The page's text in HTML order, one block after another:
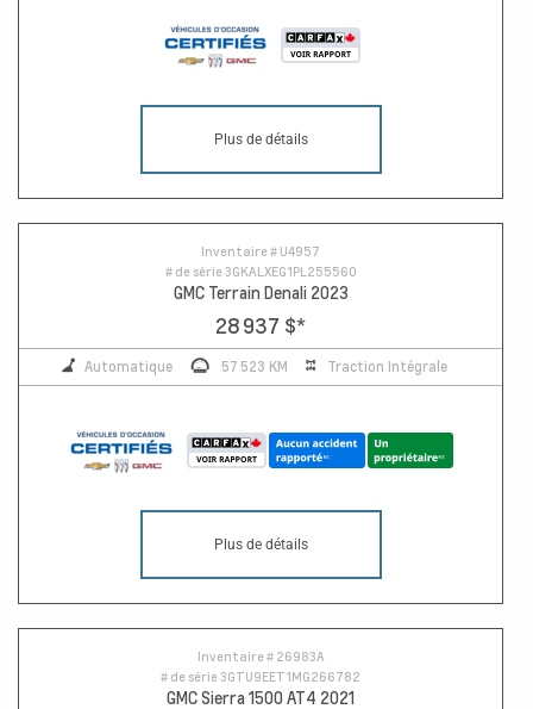
Plus de détails
Inventaire # U4957
# de série3GKALXEG1PL255560
GMC Terrain Denali 2023
28 937 $*
Automatique 57 523 KM Traction Intégrale
Plus de détails
Inventaire # 26983A
# de série3GTU9EET1MG266782
GMC Sierra 1500 AT4 2021